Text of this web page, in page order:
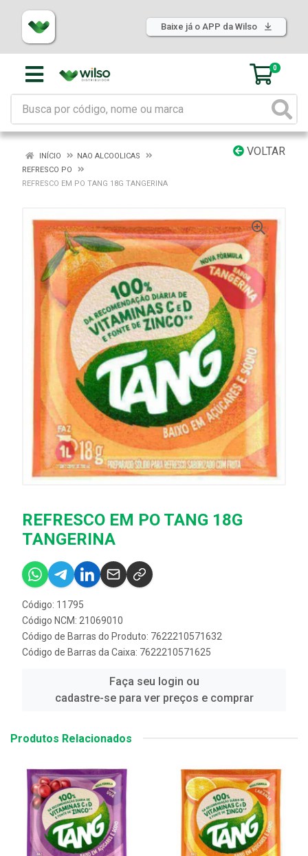
Baixe já o APP da Wilso
0
VOLTAR
INÍCIO
NAO ALCOOLICAS
REFRESCO PO
REFRESCO EM PO TANG 18G TANGERINA
REFRESCO EM PO TANG 18G
TANGERINA
Código: 11795
Código NCM: 21069010
Código de Barras do Produto: 7622210571632
Código de Barras da Caixa: 7622210571625
Faça seu login ou
cadastre-se para ver preços e comprar
Produtos Relacionados